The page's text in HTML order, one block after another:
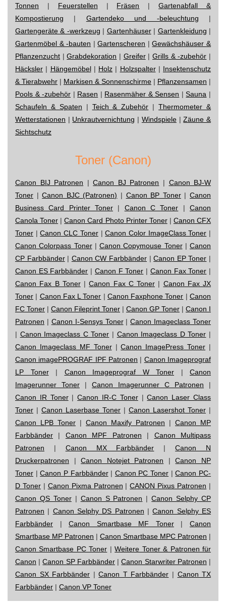
Tonnen | Feuerstellen | Fräsen |Gartenabfall &
Kompostierung | Gartendeko und -beleuchtung |
Gartengeräte & -werkzeug | Gartenhäuser| Gartenkleidung |
Gartenmöbel & -bauten |Gartenscheren |Gewächshäuser &
Pflanzenzucht |Grabdekoration | Greifer|Grills & -zubehör |
Häcksler | Hängemöbel| Holz | Holzspalter| Insektenschutz
& Tierabwehr | Markisen & Sonnenschirme | Pflanzensamen |
Pools & -zubehör | Rasen | Rasenmäher & Sensen |Sauna |
Schaufeln & Spaten | Teich & Zubehör |Thermometer &
Wetterstationen | Unkrautvernichtung | Windspiele|Zäune &
Sichtschutz
Toner (Canon)
Canon BIJ Patronen |Canon BJ Patronen | Canon BJ-W
Toner |Canon BJC (Patronen) | Canon BP Toner|Canon
Business Card Printer Toner | Canon C Toner |Canon
Canola Toner |Canon Card Photo Printer Toner| Canon CFX
Toner |Canon CLC Toner|Canon Color ImageClass Toner |
Canon Colorpass Toner| Canon Copymouse Toner| Canon
CP Farbbänder| Canon CW Farbbänder |Canon EP Toner |
Canon ES Farbbänder | Canon F Toner | Canon Fax Toner |
Canon Fax B Toner|Canon Fax C Toner | Canon Fax JX
Toner | Canon Fax L Toner | Canon Faxphone Toner |Canon
FC Toner | Canon Fileprint Toner | Canon GP Toner | Canon I
Patronen | Canon I-Sensys Toner|Canon Imageclass Toner
| Canon Imageclass C Toner | Canon Imageclass D Toner |
Canon Imageclass MF Toner|Canon ImagePress Toner |
Canon imagePROGRAF IPF Patronen | Canon Imageprograf
LP Toner| Canon Imageprograf W Toner | Canon
Imagerunner Toner | Canon Imagerunner C Patronen |
Canon IR Toner|Canon IR-C Toner|Canon Laser Class
Toner | Canon Laserbase Toner | Canon Lasershot Toner |
Canon LPB Toner | Canon Maxify Patronen | Canon MP
Farbbänder | Canon MPF Patronen | Canon Multipass
Patronen | Canon MX Farbbänder |Canon N
Druckerpatronen |Canon Notejet Patronen |Canon NP
Toner |Canon P Farbbänder| Canon PC Toner |Canon PC-
D Toner| Canon Pixma Patronen |CANON Pixus Patronen |
Canon QS Toner| Canon S Patronen |Canon Selphy CP
Patronen | Canon Selphy DS Patronen |Canon Selphy ES
Farbbänder |Canon Smartbase MF Toner|Canon
Smartbase MP Patronen | Canon Smartbase MPC Patronen |
Canon Smartbase PC Toner |Weitere Toner & Patronen für
Canon |Canon SP Farbbänder|Canon Starwriter Patronen |
Canon SX Farbbänder |Canon T Farbbänder | Canon TX
Farbbänder | Canon VP Toner